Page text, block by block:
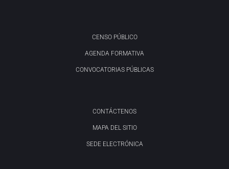
CENSO PÚBLICO
AGENDA FORMATIVA
CONVOCATORIAS PÚBLICAS
CONTÁCTENOS
MAPA DEL SITIO
SEDE ELECTRÓNICA